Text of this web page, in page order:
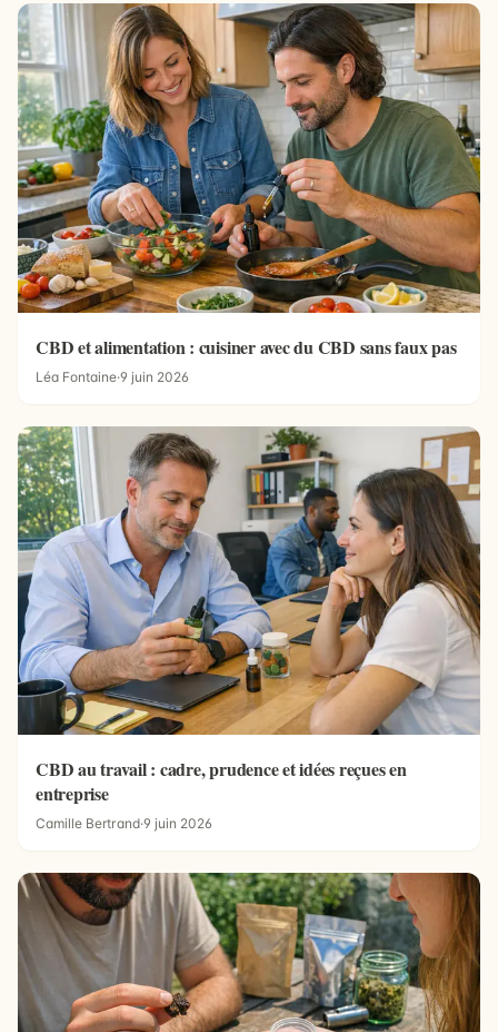
CBD et alimentation : cuisiner avec du CBD sans faux pas
Léa Fontaine·9 juin 2026
CBD au travail : cadre, prudence et idées reçues en
entreprise
Camille Bertrand·9 juin 2026